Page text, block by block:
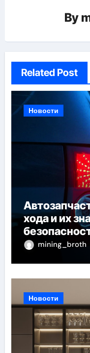
By
Related Post
Новости
хода и их
mining_broth
Новости